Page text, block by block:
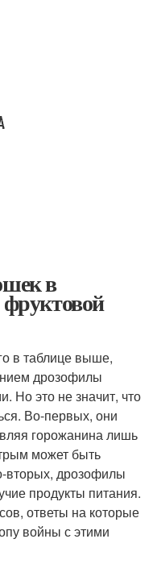
в
в таблице выше,
дрозофилы
Но это не значит, что
Во-первых, они
горожанина лишь
может быть
вторых, дрозофилы
продукты питания.
ответы на которые
войны с этими